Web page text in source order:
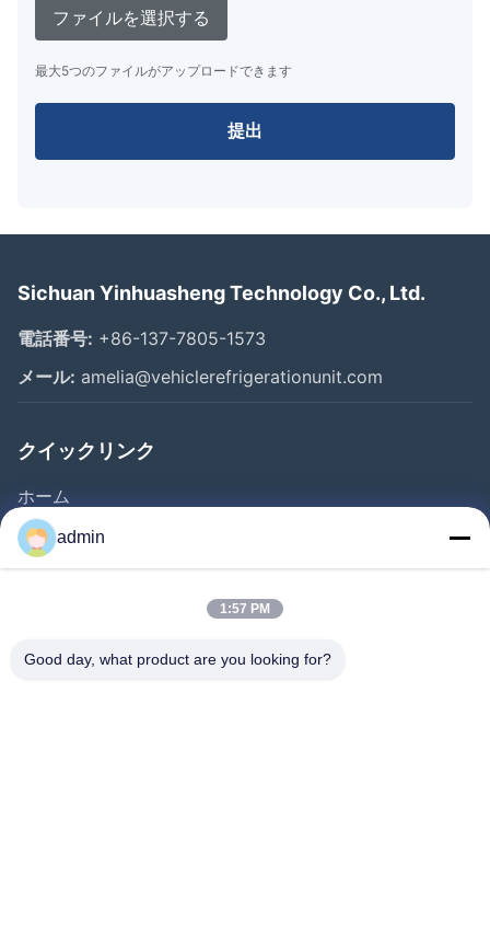
ファイルを選択する
最大5つのファイルがアップロードできます
提出
Sichuan Yinhuasheng Technology Co., Ltd.
電話番号: +86-137-7805-1573
メール: amelia@vehiclerefrigerationunit.com
クイックリンク
ホーム
製品
動画
工場見学
admin
1:57 PM
Good day, what product are you looking for?